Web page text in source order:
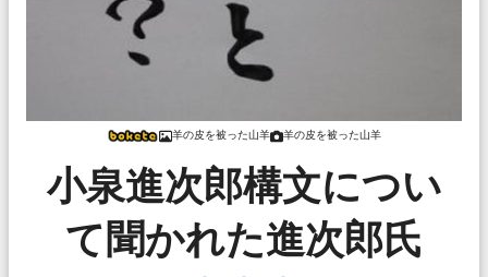
羊の皮を被った山羊 羊の皮を被った山羊
小泉進次郎構文につい
て聞かれた進次郎氏